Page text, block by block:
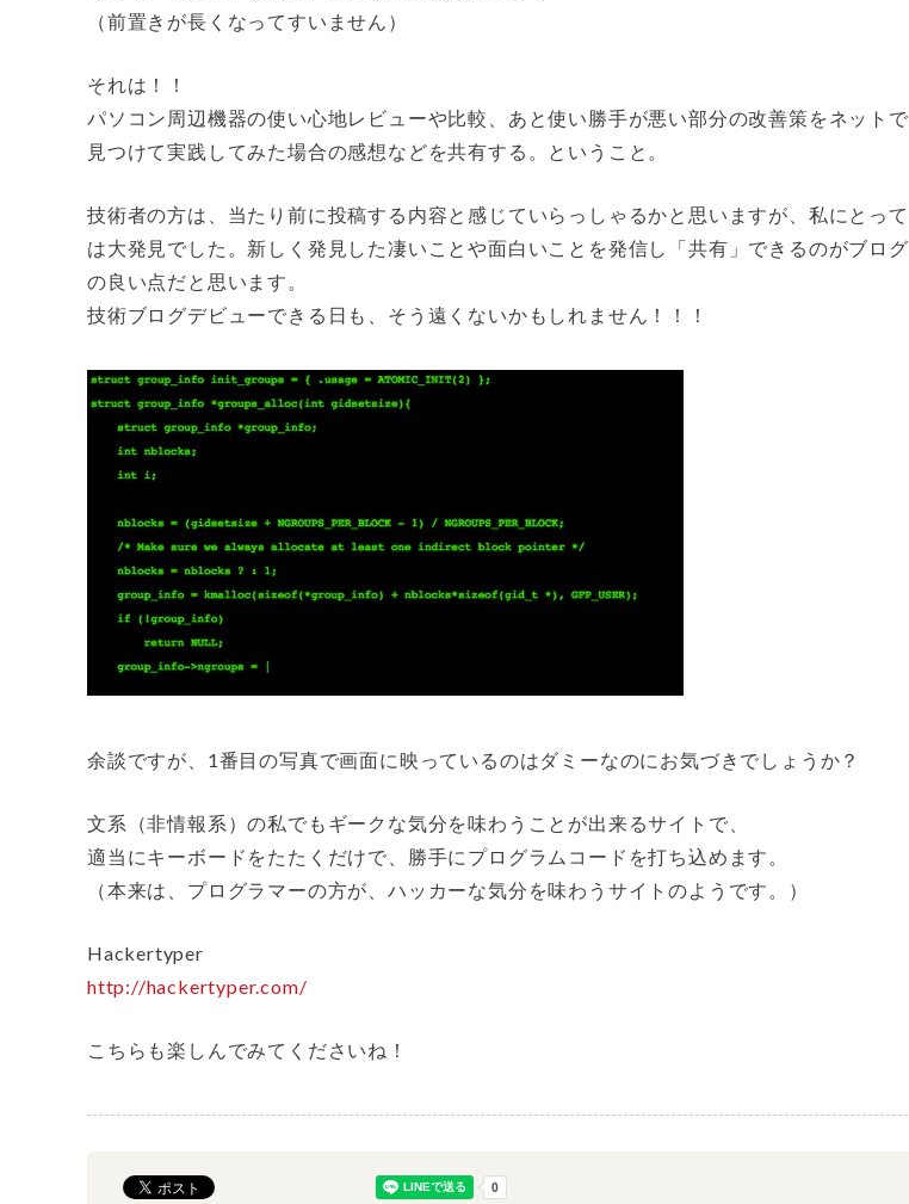
（前置きが長くなってすいません）
それは！！
パソコン周辺機器の使い心地レビューや比較、あと使い勝手が悪い部分の改善策をネットで
見つけて実践してみた場合の感想などを共有する。ということ。
技術者の方は、当たり前に投稿する内容と感じていらっしゃるかと思いますが、私にとって
は大発見でした。新しく発見した凄いことや面白いことを発信し「共有」できるのがブログ
の良い点だと思います。
技術ブログデビューできる日も、そう遠くないかもしれません！！！
余談ですが、1番目の写真で画面に映っているのはダミーなのにお気づきでしょうか？
文系（非情報系）の私でもギークな気分を味わうことが出来るサイトで、
適当にキーボードをたたくだけで、勝手にプログラムコードを打ち込めます。
（本来は、プログラマーの方が、ハッカーな気分を味わうサイトのようです。）
Hackertyper
http://hackertyper.com/
こちらも楽しんでみてくださいね！